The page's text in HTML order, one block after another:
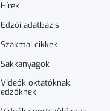
Hírek
Edzői adatbázis
Szakmai cikkek
Sakkanyagok
Videók oktatóknak,
edzőknek